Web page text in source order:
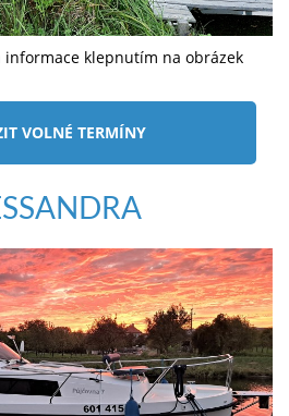
klepnutím na obrázek
VOLNÉ TERMÍNY